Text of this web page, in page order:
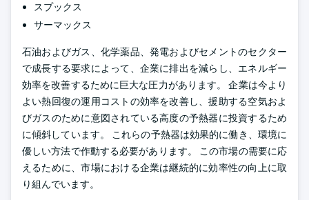
スプックス
サーマックス
石油およびガス、化学薬品、発電およびセメントのセクター
で成長する要求によって、企業に排出を減らし、エネルギー
効率を改善するために巨大な圧力があります。 企業は今より
よい熱回復の運用コストの効率を改善し、援助する空気およ
びガスのために意図されている高度の予熱器に投資するため
に傾斜しています。 これらの予熱器は効果的に働き、環境に
優しい方法で作動する必要があります。 この市場の需要に応
えるために、市場における企業は継続的に効率性の向上に取
り組んでいます。